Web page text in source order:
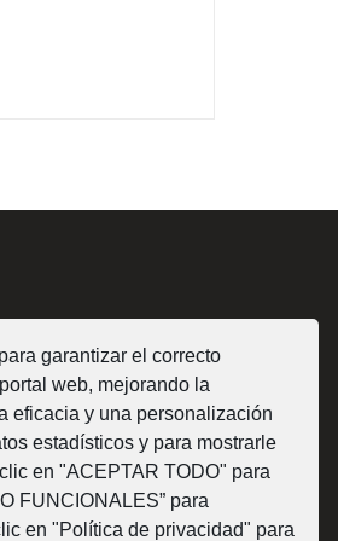
garantizar el correcto
web, mejorando la
eficacia y una personalización
estadísticos y para mostrarle
en "ACEPTAR TODO" para
FUNCIONALES” para
en "Política de privacidad" para
fabricamos?